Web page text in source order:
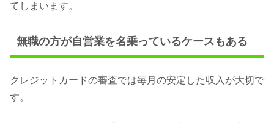
てしまいます。
無職の方が自営業を名乗っているケースもある
クレジットカードの審査では毎月の安定した収入が大切で
す。